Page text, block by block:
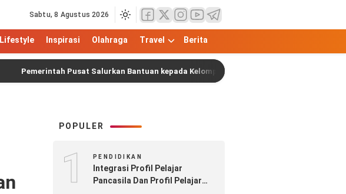
Sabtu, 8 Agustus 2026
Lifestyle Inspirasi Olahraga Travel Berita
Pusat Salurkan Bantuan kepada Kelompok Nelayan Asal Yapen Barat di Kota
POPULER
1 PENDIDIKAN
Integrasi Profil Pelajar
Pancasila Dan Profil Pelajar